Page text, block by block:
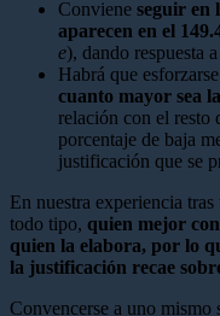
Conviene seguir en
aparecen en el
e), dando respuesta
Habrá que esforzarse
cuanto mayor sea
relación con el resto
porcentaje de baja
justificación que se
En nuestra experiencia
todo tipo, quien mejor
quien la elabora, por lo
la justificación recae
Convencerse a uno mismo